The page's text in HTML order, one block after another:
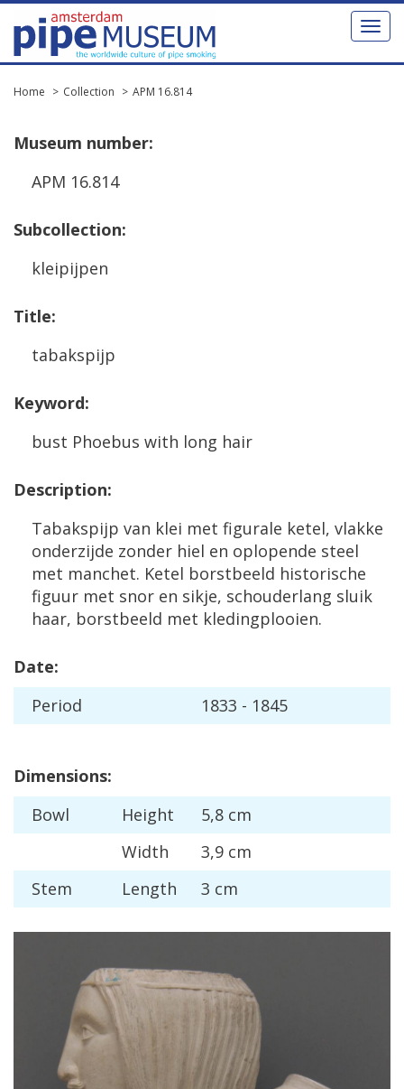
Toggle
Home Collection APM 16.814
Museum number:
APM 16.814
Subcollection:
kleipijpen
Title:
tabakspijp
Keyword:
bust Phoebus with long hair
Description:
Tabakspijp van klei met figurale ketel, vlakke
onderzijde zonder hiel en oplopende steel
met manchet. Ketel borstbeeld historische
figuur met snor en sikje, schouderlang sluik
haar, borstbeeld met kledingplooien.
Date:
Period
1833 - 1845
Dimensions:
Bowl
Height 5,8 cm
Width
3,9 cm
Stem
Length 3 cm